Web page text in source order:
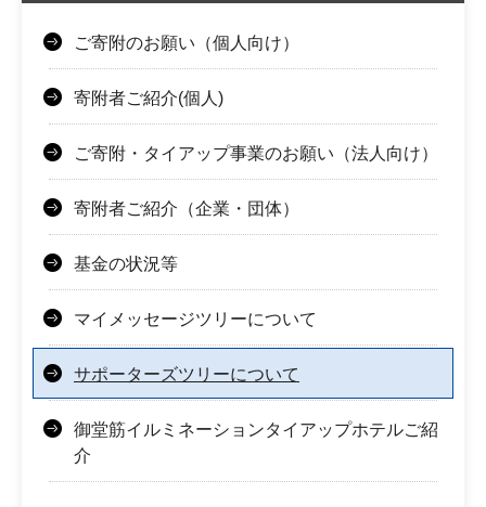
ご寄附のお願い（個人向け）
寄附者ご紹介(個人)
ご寄附・タイアップ事業のお願い（法人向け）
寄附者ご紹介（企業・団体）
基金の状況等
マイメッセージツリーについて
サポーターズツリーについて
御堂筋イルミネーションタイアップホテルご紹
介